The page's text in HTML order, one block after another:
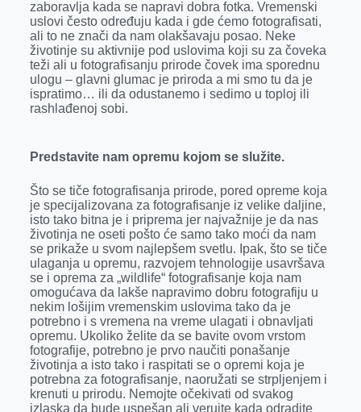
zaboravlja kada se napravi dobra fotka. Vremenski
uslovi često određuju kada i gde ćemo fotografisati,
ali to ne znači da nam olakšavaju posao. Neke
životinje su aktivnije pod uslovima koji su za čoveka
teži ali u fotografisanju prirode čovek ima sporednu
ulogu – glavni glumac je priroda a mi smo tu da je
ispratimo… ili da odustanemo i sedimo u toploj ili
rashlađenoj sobi.
Predstavite nam opremu kojom se služite.
Što se tiče fotografisanja prirode, pored opreme koja
je specijalizovana za fotografisanje iz velike daljine,
isto tako bitna je i priprema jer najvažnije je da nas
životinja ne oseti pošto će samo tako moći da nam
se prikaže u svom najlepšem svetlu. Ipak, što se tiče
ulaganja u opremu, razvojem tehnologije usavršava
se i oprema za „wildlife“ fotografisanje koja nam
omogućava da lakše napravimo dobru fotografiju u
nekim lošijim vremenskim uslovima tako da je
potrebno i s vremena na vreme ulagati i obnavljati
opremu. Ukoliko želite da se bavite ovom vrstom
fotografije, potrebno je prvo naučiti ponašanje
životinja a isto tako i raspitati se o opremi koja je
potrebna za fotografisanje, naoružati se strpljenjem i
krenuti u prirodu. Nemojte očekivati od svakog
izlaska da bude uspešan ali verujte kada odradite